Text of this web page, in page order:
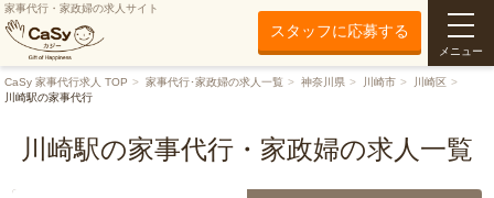
家事代行・家政婦の求人サイト
スタッフに応募する
メニュー
CaSy 家事代行求人 TOP 家事代行･家政婦の求人一覧 神奈川県 川崎市
川崎区
川崎駅の家事代行
川崎駅の家事代行・家政婦の求人一覧